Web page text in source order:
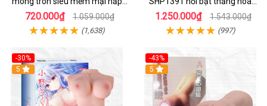
dẫn
720.000₫ 1.059.000₫
(1,638)
hoàn hảo
1.250.000₫ 1.543.000₫
(997)
-30%
Hot
5
-43%
5